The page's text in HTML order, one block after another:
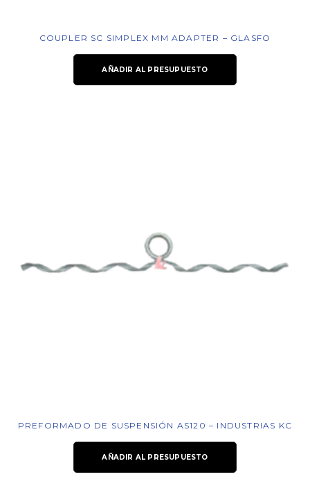
COUPLER SC SIMPLEX MM ADAPTER – GLASFO
AÑADIR AL PRESUPUESTO
PREFORMADO DE SUSPENSIÓN AS120 – INDUSTRIAS KC
AÑADIR AL PRESUPUESTO